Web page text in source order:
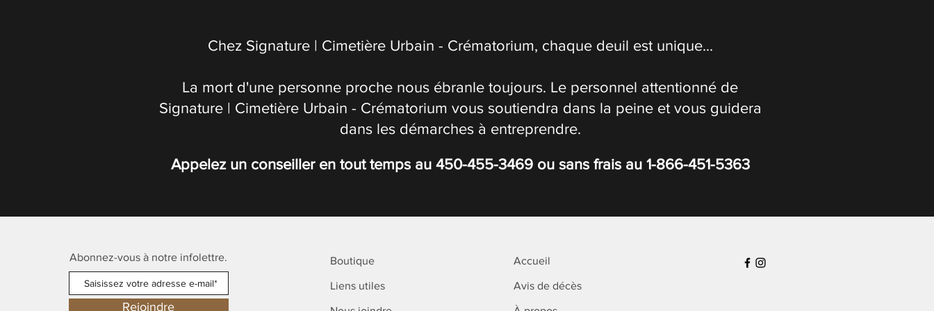
Chez Signature | Cimetière Urbain - Crématorium, chaque deuil est unique...
La mort d'une personne proche nous ébranle toujours. Le personnel attentionné de
Signature | Cimetière Urbain - Crématorium vous soutiendra dans la peine et vous guidera
dans les démarches à entreprendre.
Appelez un conseiller en tout temps au 450-455-3469ou sans frais au 1-866-451-5363
Abonnez-vous à notre infolettre.
Rejoindre
Boutique
Liens utiles
Accueil
Avis de décès